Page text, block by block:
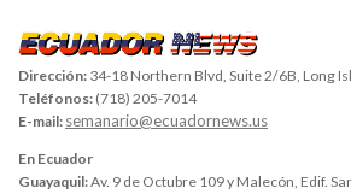
Dirección: 34-18 Northern Blvd, Suite 2/6B, Long
Teléfonos: (718) 205-7014
E-mail: semanario@ecuadornews.us
En Ecuador
Guayaquil:Av. 9 de Octubre 109 y Malecón, Edif.